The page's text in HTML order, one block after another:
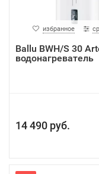
избранное
Ballu BWH/S 30
водонагреватель
14 490 руб.